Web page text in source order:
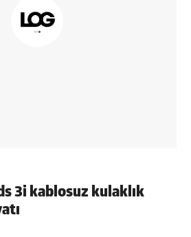
3i kablosuz kulaklık